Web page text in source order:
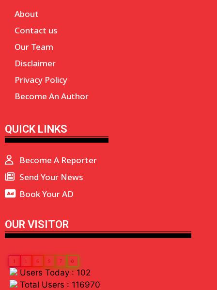
About
Contact us
Our Team
Disclaimer
Privacy Policy
Become An Author
QUICK LINKS
Become A Reporter
Send Your News
Book Your AD
OUR VISITOR
1 1 6 9 7 0
Users Today : 102
Total Users : 116970